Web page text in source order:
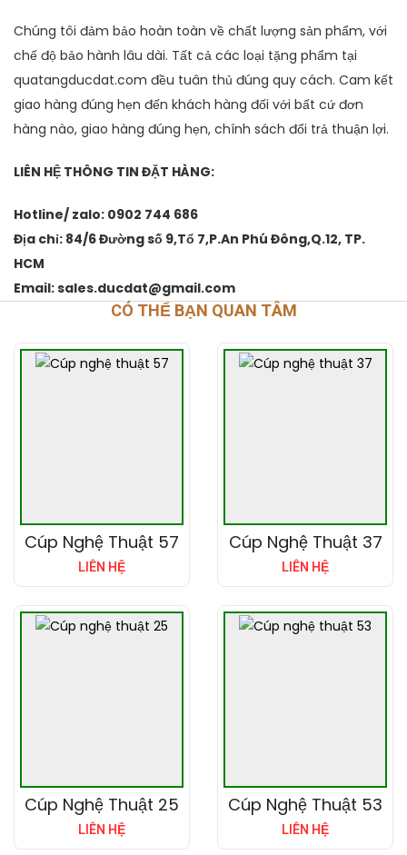
Chúng tôi đảm bảo hoàn toàn về chất lượng sản phẩm, với
chế độ bảo hành lâu dài. Tất cả các loại tặng phẩm tại
quatangducdat.com đều tuân thủ đúng quy cách. Cam kết
giao hàng đúng hẹn đến khách hàng đối với bất cứ đơn
hàng nào, giao hàng đúng hẹn, chính sách đổi trả thuận lợi.
LIÊN HỆ THÔNG TIN ĐẶT HÀNG:
Hotline/ zalo: 0902 744 686
Địa chỉ: 84/6 Đường số 9,Tổ 7,P.An Phú Đông,Q.12, TP.
HCM
Email: sales.ducdat@gmail.com
CÓ THỂ BẠN QUAN TÂM
Cúp Nghệ Thuật 57
LIÊN HỆ
Cúp Nghệ Thuật 37
LIÊN HỆ
Cúp Nghệ Thuật 25
LIÊN HỆ
Cúp Nghệ Thuật 53
LIÊN HỆ